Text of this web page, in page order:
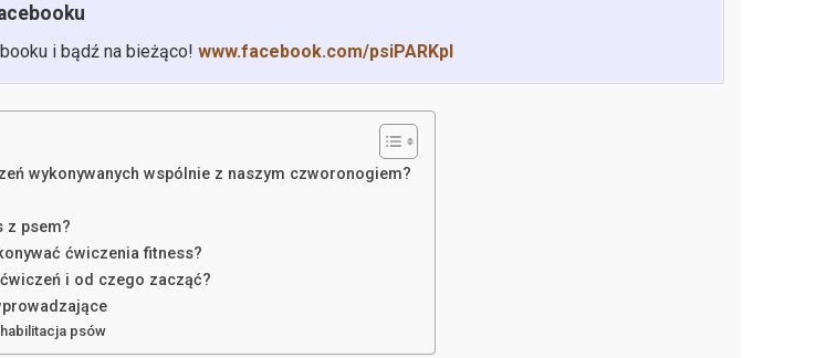
i bądź na bieżąco! www.facebook.com/psiPARKpl
wykonywanych wspólnie z naszym czworonogiem?
z psem?
ćwiczenia fitness?
i od czego zacząć?
psów